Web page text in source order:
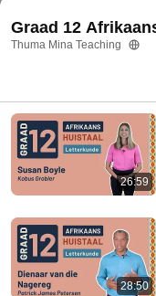
Gr12 Afrikaans:
@ThumaMinaTeaching 275
Comments 4
Comment...
Graad 12
Thuma Mina Teaching
26:59
28:50